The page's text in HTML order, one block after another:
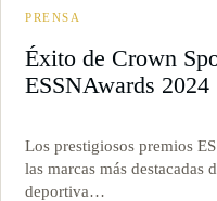
PRENSA
Éxito de Crown
ESSNAwards 2024
Los prestigiosos premios
las marcas más
deportiva…